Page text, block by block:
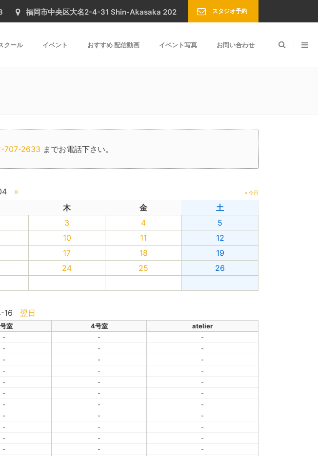
福岡市中央区大名2-4-31 Shin-Akasaka 202 スタジオ予約
クール イベント おすすめ 配信動画 イベント写真 お問い合わせ
707-2633 までお電話下さい。
» » 今日
木 金
土
3 4
5
10 11
12
17 18
19
24 25
26
16 翌日
室 4号室
atelier
- -
-
- -
-
- -
-
- -
-
- -
-
- -
-
- -
-
- -
-
- -
-
- -
-
- -
-